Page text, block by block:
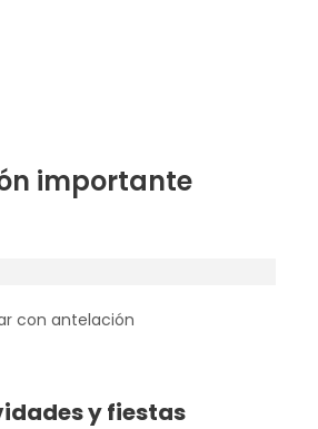
importante
con antelación
y fiestas